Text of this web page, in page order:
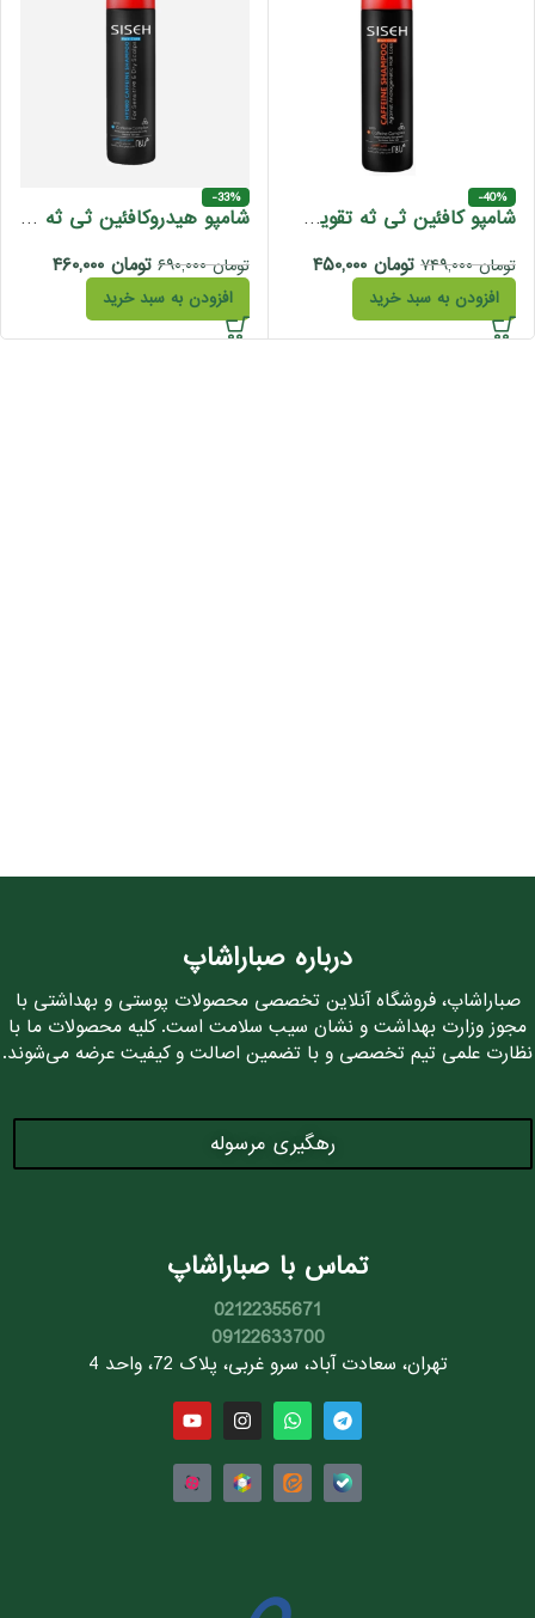
-40%
شامپو کافئین ثی ثه تقویت کننده و مناسب موهای نازک و ضعیف 250 میل
تومان۷۴۹,۰۰۰ تومان
افزودن به سبد خرید
-33%
شامپو هیدروکافئین ثی ثه تقویت کننده و آبرسان مناسب موهای خشک 250 میل
تومان۶۹۰,۰۰۰ تومان
افزودن به سبد خرید
درباره صباراشاپ
صباراشاپ، فروشگاه آنلاین تخصصی محصولات پوستی و بهداشتی با
مجوز وزارت بهداشت و نشان سیب سلامت است. کلیه محصولات ما با
نظارت علمی تیم تخصصی و با تضمین اصالت و کیفیت عرضه می‌شوند.
رهگیری مرسوله
تماس با صباراشاپ
02122355671
09122633700
تهران، سعادت آباد، سرو غربی، پلاک 72، واحد 4